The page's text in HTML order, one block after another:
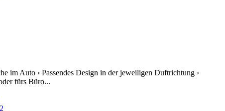
im Auto › Passendes Design in der jeweiligen Duftrichtung ›
fürs Büro...